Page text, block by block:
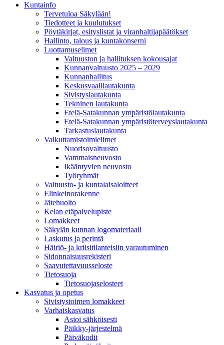
Kunta­info
Tervetuloa Säkylään!
Tiedotteet ja kuulutukset
Pöytäkirjat, esityslistat ja viranhaltijapäätökset
Hallinto, talous ja kuntakonserni
Luottamuselimet
Valtuuston ja hallituksen kokousajat
Kunnanvaltuusto 2025 – 2029
Kunnanhallitus
Keskusvaalilautakunta
Sivistyslautakunta
Tekninen lautakunta
Etelä-Satakunnan ympäristölautakunta
Etelä-Satakunnan ympäristöterveyslautakunta
Tarkastuslautakunta
Vaikuttamistoimielimet
Nuorisovaltuusto
Vammaisneuvosto
Ikääntyvien neuvosto
Työryhmät
Valtuusto- ja kuntalaisaloitteet
Elinkeinorakenne
Jätehuolto
Kelan etäpalvelupiste
Lomakkeet
Säkylän kunnan logomateriaali
Laskutus ja perintä
Häiriö- ja kriisitilanteisiin varautuminen
Sidonnaisuusrekisteri
Saavutettavuusseloste
Tietosuoja
Tietosuojaselosteet
Kasvatus ja opetus
Sivistystoimen lomakkeet
Varhaiskasvatus
Asioi sähköisesti
Päikky-järjestelmä
Päiväkodit